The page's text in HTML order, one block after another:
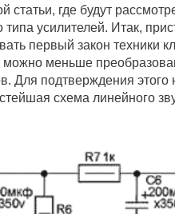
статьи, где будут
типа усилителей. Итак,
первый закон техники
можно меньше
Для подтверждения этого
схема линейного